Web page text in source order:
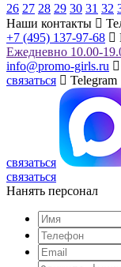
26 27 28 29 30 31 32
Наши контакты
+7 (495) 137-97-68
Ежедневно 10.00-
info@promo-girls.ru
связаться
Telegram
связаться
связаться
Нанять персонал